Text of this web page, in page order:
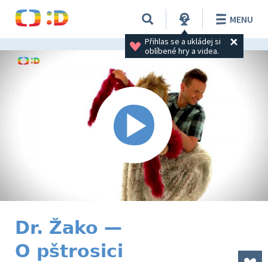
Přihlas se a ukládej si
oblíbené hry a videa.
MENU
Dr. Žako —
O pštrosici